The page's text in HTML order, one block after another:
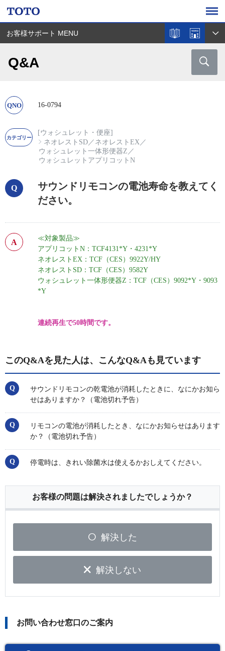
お客様サポート MENU
Q&A
16-0794
[ウォシュレット・便座]
ネオレストSD／ ネオレストEX／
ウォシュレット一体形便器Z ／
ウォシュレットアプリコットN
サウンドリモコンの電池寿命を教えてく
ださい。
≪対象製品≫
アプリコットN：TCF4131*Y・4231*Y
ネオレストEX：TCF（CES）9922Y/HY
ネオレストSD：TCF（CES）9582Y
ウォシュレット一体形便器Z：TCF（CES）9092*Y・9093
*Y
連続再生で50時間です。
このQ&Aを見た人は、こんなQ&Aも見ています
サウンドリモコンの乾電池が消耗したときに、なにかお知ら
せはありますか？（電池切れ予告）
リモコンの電池が消耗したとき、なにかお知らせはあります
か？（電池切れ予告）
停電時は、きれい除菌水は使えるかおしえてください。
お客様の問題は解決されましたでしょうか？
解決した
解決しない
お問い合わせ窓口のご案内